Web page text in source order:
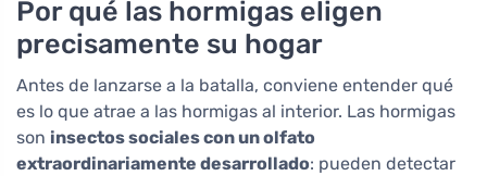
Por qué las hormigas eligen
precisamente su hogar
Antes de lanzarse a la batalla, conviene entender qué
es lo que atrae a las hormigas al interior. Las hormigas
son insectos sociales con un olfato
extraordinariamente desarrollado: pueden detectar